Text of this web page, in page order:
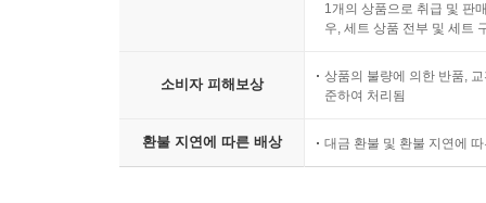
1개의 상품으로 취급 및 판
우, 세트 상품 전부 및 세트
소비자 피해보상
상품의 불량에 의한 반품,
준하여 처리됨
환불 지연에 따른 배상 대금 환불 및 환불 지연에